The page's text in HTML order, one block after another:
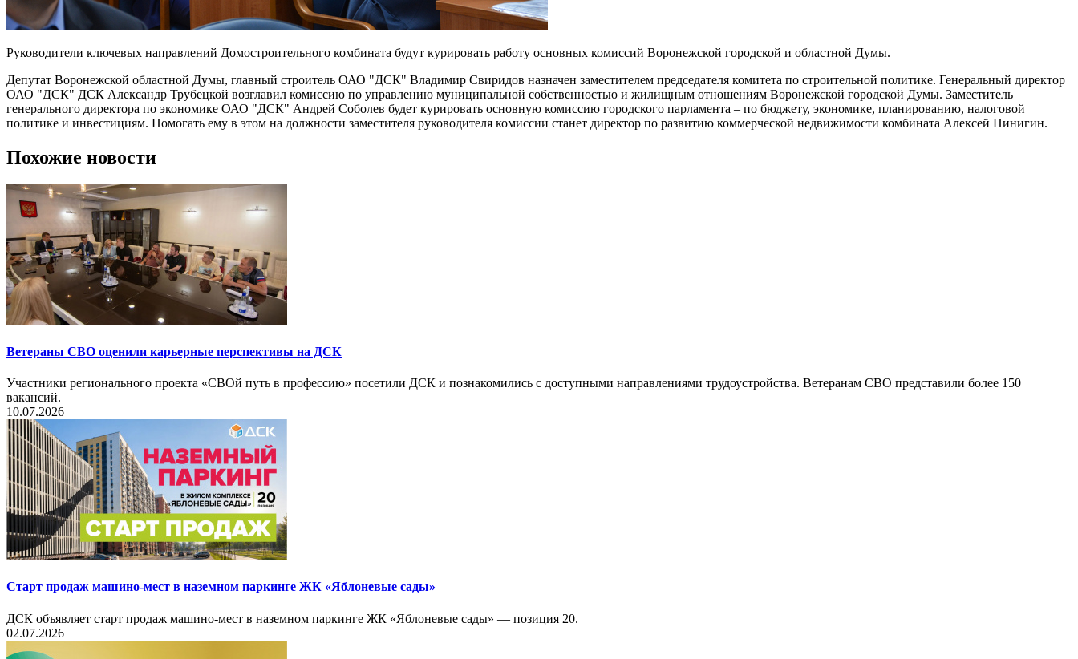
Руководители ключевых направлений Домостроительного комбината будут курировать работу основных комиссий Воронежской городской и областной Думы.
Депутат Воронежской областной Думы, главный строитель ОАО "ДСК" Владимир Свиридов назначен заместителем председателя комитета по строительной политике. Генеральный директор
ОАО "ДСК" ДСК Александр Трубецкой возглавил комиссию по управлению муниципальной собственностью и жилищным отношениям Воронежской городской Думы. Заместитель
генерального директора по экономике ОАО "ДСК" Андрей Соболев будет курировать основную комиссию городского парламента – по бюджету, экономике, планированию, налоговой
политике и инвестициям. Помогать ему в этом на должности заместителя руководителя комиссии станет директор по развитию коммерческой недвижимости комбината Алексей Пинигин.
Похожие новости
Ветераны СВО оценили карьерные перспективы на ДСК
Участники регионального проекта «СВОй путь в профессию» посетили ДСК и познакомились с доступными направлениями трудоустройства. Ветеранам СВО представили более 150
вакансий.
10.07.2026
Старт продаж машино-мест в наземном паркинге ЖК «Яблоневые сады»
ДСК объявляет старт продаж машино-мест в наземном паркинге ЖК «Яблоневые сады» — позиция 20.
02.07.2026